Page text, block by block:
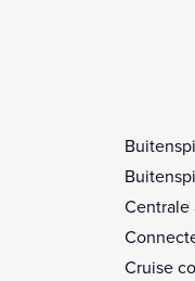
Centrale
Cruise